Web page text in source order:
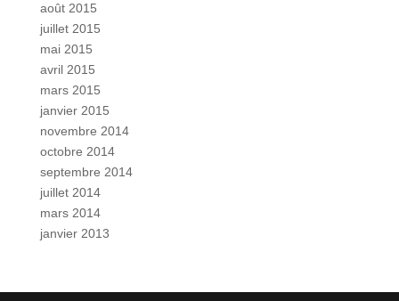
août 2015
juillet 2015
mai 2015
avril 2015
mars 2015
janvier 2015
novembre 2014
octobre 2014
septembre 2014
juillet 2014
mars 2014
janvier 2013